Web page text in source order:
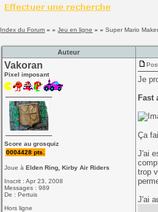
Index du Forum » »Jeu en ligne » »Super Mario
Auteur
Vakoran
Pixel imposant
Score au grosquiz
0004428 pts.
Joue à Elden Ring, Kirby Air Riders
Inscrit : Apr 23, 2008
Messages : 989
De : Pertuis
Hors ligne
Je
Fast
Ça
J'ai
trop
J'ai